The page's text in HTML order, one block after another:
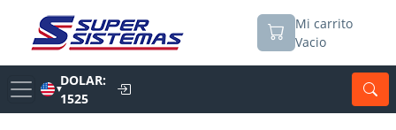
Mi carrito
Vacio
▼
DOLAR:
1525